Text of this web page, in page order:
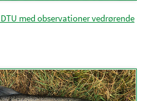
med observationer vedrørende